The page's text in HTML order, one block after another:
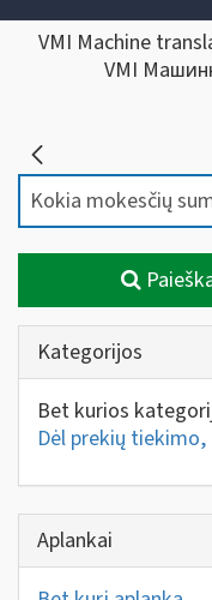
VMI Machine
VMI
Kategorijos
Bet kurios
Dėl prekių
Aplankai